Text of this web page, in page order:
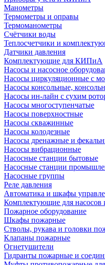
Манометры
Термометры и оправы
Термоманометры
Счётчики воды
Теплосчетчики и
Датчики давления
Комплектующие для КИПиА
Насосы и насосное
Насосы циркуляционные с
Насосы консольные,
Насосы ин-лайн с сухим
Насосы многоступенчатые
Насосы поверхностные
Насосы скважинные
Насосы колодезные
Насосы дренажные и
Насосы вибрационные
Насосные станции бытовые
Насосные станции
Насосные группы
Реле давления
Автоматика и шкафы
Комплектующие для насосов
Пожарное оборудование
Шкафы пожарные
Стволы, рукава и головки
Клапаны пожарные
Огнетушители
Гидранты пожарные и